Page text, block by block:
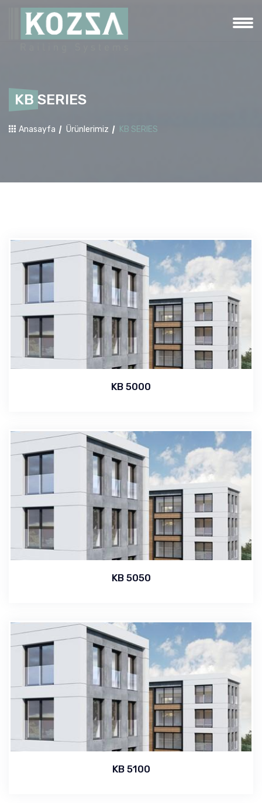
KB SERIES
Anasayfa Ürünlerimiz KB SERIES
KB 5000
KB 5050
KB 5100